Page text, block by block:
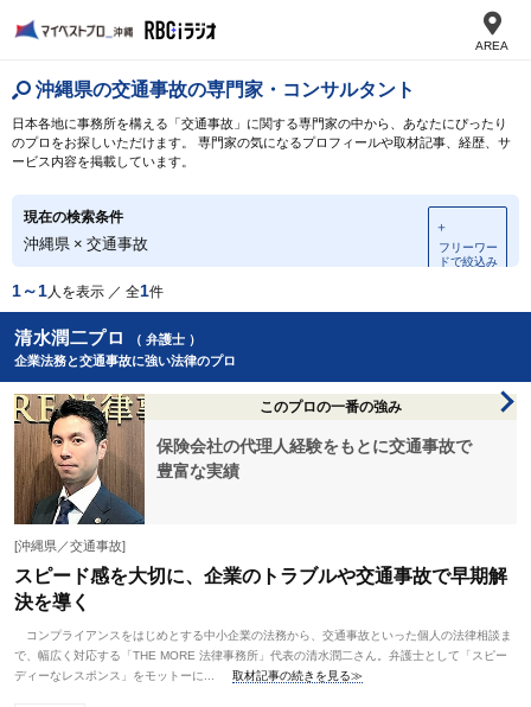
AREA
沖縄県の交通事故の専門家・コンサルタント
日本各地に事務所を構える「交通事故」に関する専門家の中から、あなたにぴったり
のプロをお探しいただけます。 専門家の気になるプロフィールや取材記事、経歴、サ
ービス内容を掲載しています。
現在の検索条件
沖縄県 × 交通事故
＋
フリーワー
ドで絞込み
1～1人を表示 ／ 全1件
清水潤二プロ
（ 弁護士 ）
企業法務と交通事故に強い法律のプロ
このプロの一番の強み
保険会社の代理人経験をもとに交通事故で
豊富な実績
[沖縄県／交通事故]
スピード感を大切に、企業のトラブルや交通事故で早期解
決を導く
コンプライアンスをはじめとする中小企業の法務から、交通事故といった個人の法律相談ま
で、幅広く対応する「THE MORE 法律事務所」代表の清水潤二さん。弁護士として「スピー
ディーなレスポンス」をモットーに...
取材記事の続きを見る≫